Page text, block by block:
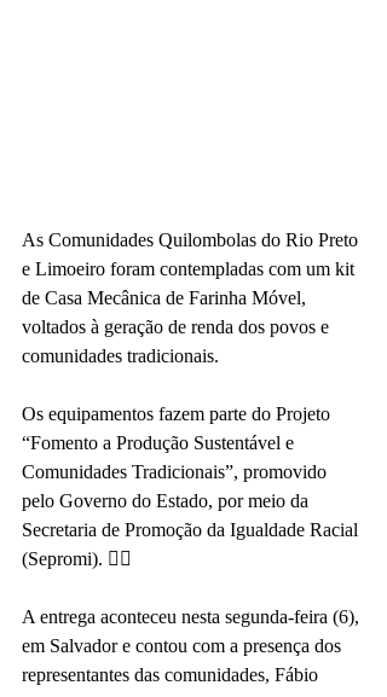
As Comunidades Quilombolas do Rio Preto
e Limoeiro foram contempladas com um kit
de Casa Mecânica de Farinha Móvel,
voltados à geração de renda dos povos e
comunidades tradicionais.
Os equipamentos fazem parte do Projeto
“Fomento a Produção Sustentável e
Comunidades Tradicionais”, promovido
pelo Governo do Estado, por meio da
Secretaria de Promoção da Igualdade Racial
(Sepromi). ✊🏾
A entrega aconteceu nesta segunda-feira (6),
em Salvador e contou com a presença dos
representantes das comunidades, Fábio